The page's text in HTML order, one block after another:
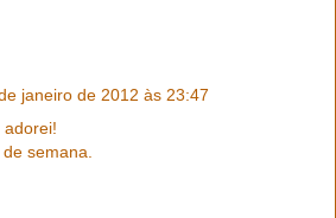
janeiro de 2012 às 23:47
adorei!
semana.